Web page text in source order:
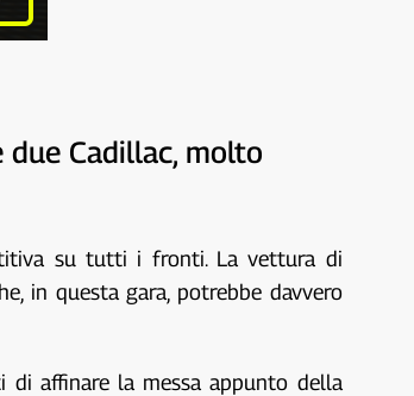
Cadillac, molto
su tutti i fronti. La vettura di
in questa gara, potrebbe davvero
di affinare la messa appunto della